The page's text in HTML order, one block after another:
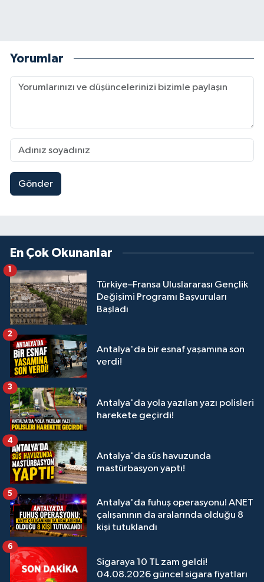
Yorumlar
Gönder
En Çok Okunanlar
Türkiye–Fransa Uluslararası Gençlik
Değişimi Programı Başvuruları
Başladı
1
Antalya'da bir esnaf yaşamına son
verdi!
2
Antalya'da yola yazılan yazı polisleri
harekete geçirdi!
3
Antalya'da süs havuzunda
mastürbasyon yaptı!
4
Antalya'da fuhuş operasyonu! ANET
çalışanının da aralarında olduğu 8
kişi tutuklandı
5
Sigaraya 10 TL zam geldi!
04.08.2026 güncel sigara fiyatları
6